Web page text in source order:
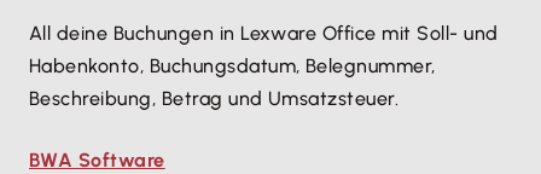
All deine Buchungen in Lexware Office mit Soll- und
Habenkonto, Buchungsdatum, Belegnummer,
Beschreibung, Betrag und Umsatzsteuer.
BWA Software